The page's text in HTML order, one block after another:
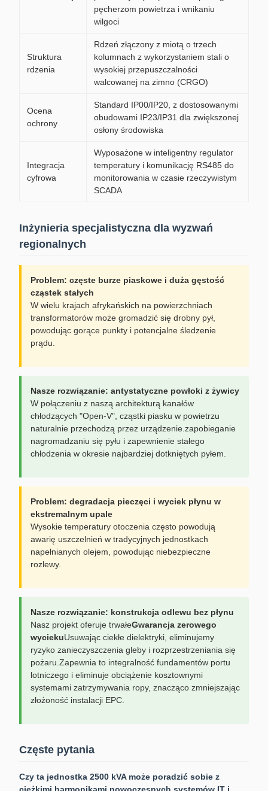
pęcherzom powietrza i wnikaniu
wilgoci
Struktura
rdzenia
Rdzeń złączony z miotą o trzech
kolumnach z wykorzystaniem stali o
wysokiej przepuszczalności
walcowanej na zimno (CRGO)
Ocena
ochrony
Standard IP00/IP20, z dostosowanymi
obudowami IP23/IP31 dla zwiększonej
osłony środowiska
Integracja
cyfrowa
Wyposażone w inteligentny regulator
temperatury i komunikację RS485 do
monitorowania w czasie rzeczywistym
SCADA
Inżynieria specjalistyczna dla wyzwań
regionalnych
Problem: częste burze piaskowe i duża gęstość
cząstek stałych
W wielu krajach afrykańskich na powierzchniach
transformatorów może gromadzić się drobny pył,
powodując gorące punkty i potencjalne śledzenie
prądu.
Nasze rozwiązanie: antystatyczne powłoki z żywicy
W połączeniu z naszą architekturą kanałów
chłodzących "Open-V", cząstki piasku w powietrzu
naturalnie przechodzą przez urządzenie.zapobieganie
nagromadzaniu się pyłu i zapewnienie stałego
chłodzenia w okresie najbardziej dotkniętych pyłem.
Problem: degradacja pieczęci i wyciek płynu w
ekstremalnym upale
Wysokie temperatury otoczenia często powodują
awarię uszczelnień w tradycyjnych jednostkach
napełnianych olejem, powodując niebezpieczne
rozlewy.
Nasze rozwiązanie: konstrukcja odlewu bez płynu
Nasz projekt oferuje trwałeGwarancja zerowego
wyciekuUsuwając ciekłe dielektryki, eliminujemy
ryzyko zanieczyszczenia gleby i rozprzestrzeniania się
pożaru.Zapewnia to integralność fundamentów portu
lotniczego i eliminuje obciążenie kosztownymi
systemami zatrzymywania ropy, znacząco zmniejszając
złożoność instalacji EPC.
Częste pytania
Czy ta jednostka 2500 kVA może poradzić sobie z